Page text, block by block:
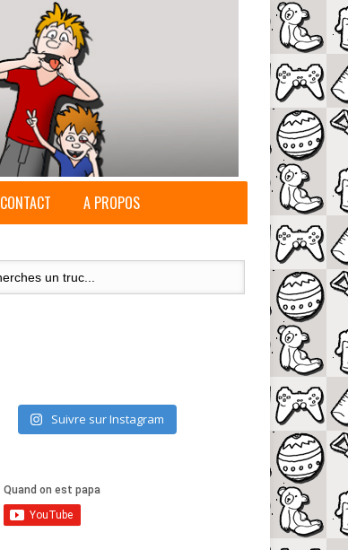
CONTACT A PROPOS
Suivre sur Instagram